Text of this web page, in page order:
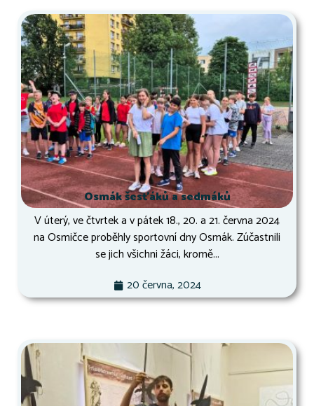
Osmák šesťáků a sedmáků
V úterý, ve čtvrtek a v pátek 18., 20. a 21. června 2024
na Osmičce proběhly sportovní dny Osmák. Zúčastnili
se jich všichni žáci, kromě...
20 června, 2024